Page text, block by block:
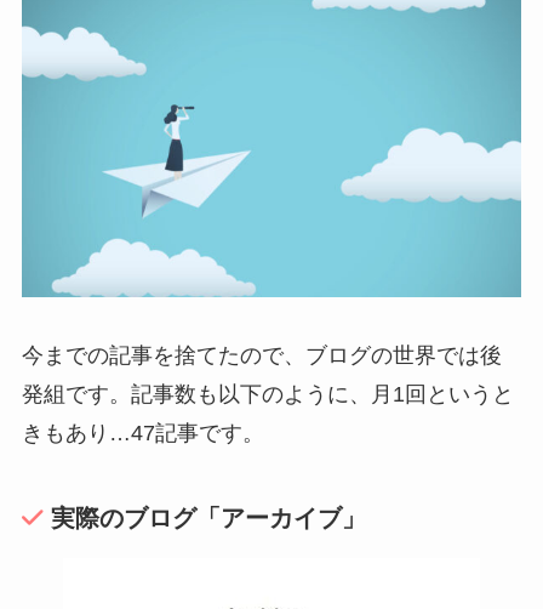
今までの記事を捨てたので、ブログの世界では後
発組です。記事数も以下のように、月1回というと
きもあり…47記事です。
実際のブログ「アーカイブ」